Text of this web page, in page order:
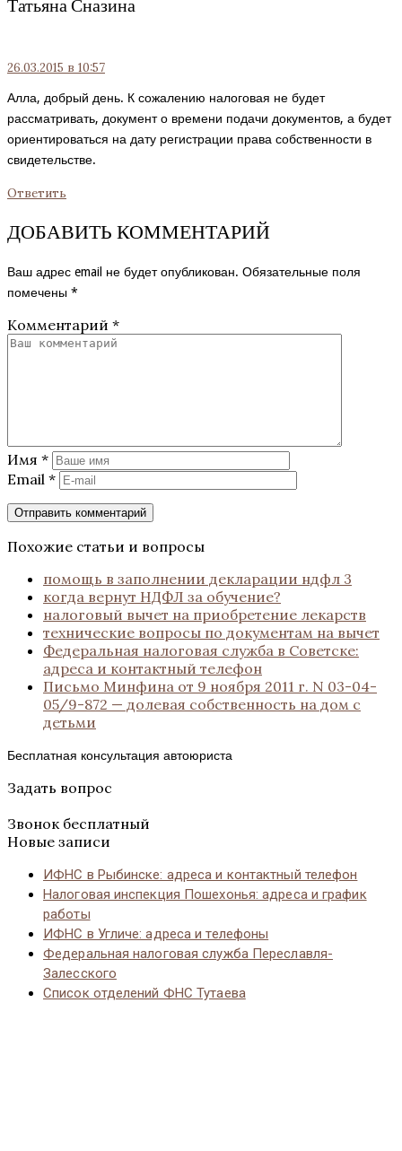
Татьяна Сназина
26.03.2015 в 10:57
Алла, добрый день. К сожалению налоговая не будет
рассматривать, документ о времени подачи документов, а будет
ориентироваться на дату регистрации права собственности в
свидетельстве.
Ответить
ДОБАВИТЬ КОММЕНТАРИЙ
Ваш адрес email не будет опубликован. Обязательные поля
помечены *
Комментарий *
Имя *
Email *
Похожие статьи и вопросы
помощь в заполнении декларации ндфл 3
когда вернут НДФЛ за обучение?
налоговый вычет на приобретение лекарств
технические вопросы по документам на вычет
Федеральная налоговая служба в Советске:
адреса и контактный телефон
Письмо Минфина от 9 ноября 2011 г. N 03-04-
05/9-872 — долевая собственность на дом с
детьми
Бесплатная консультация автоюриста
Задать вопрос
Звонок бесплатный
Новые записи
ИФНС в Рыбинске: адреса и контактный телефон
Налоговая инспекция Пошехонья: адреса и график
работы
ИФНС в Угличе: адреса и телефоны
Федеральная налоговая служба Переславля-
Залесского
Список отделений ФНС Тутаева